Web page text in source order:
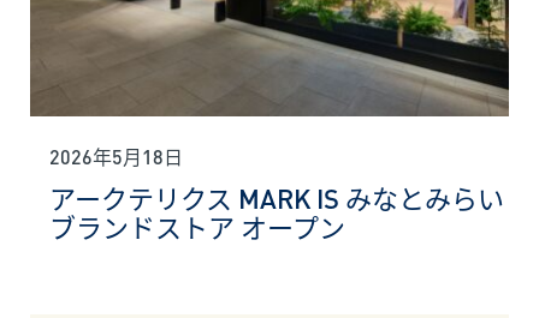
2026年5月18日
アークテリクス MARK IS みなとみらい
ブランドストア オープン